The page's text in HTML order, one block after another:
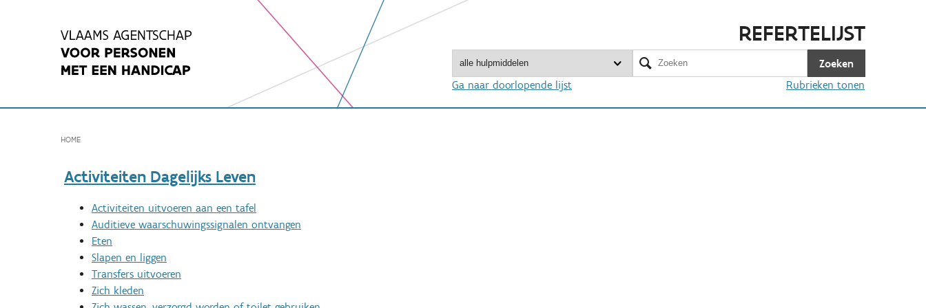
REFERTELIJST
Zoeken
Ga naar doorlopende lijst Rubrieken tonen
HOME
Activiteiten Dagelijks Leven
Activiteiten uitvoeren aan een tafel
Auditieve waarschuwingssignalen ontvangen
Eten
Slapen en liggen
Transfers uitvoeren
Zich kleden